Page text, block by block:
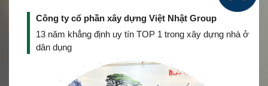
Công ty cổ phần xây dựng Việt Nhật Group
13 năm khẳng định uy tín TOP 1 trong xây dựng nhà ở
dân dụng